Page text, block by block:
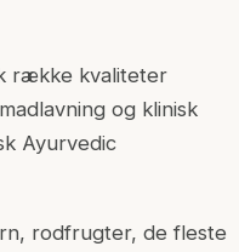
række kvaliteter
og klinisk
Ayurvedic
rodfrugter, de fleste